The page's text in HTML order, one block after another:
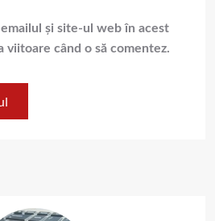
și site-ul web în acest
viitoare când o să comentez.